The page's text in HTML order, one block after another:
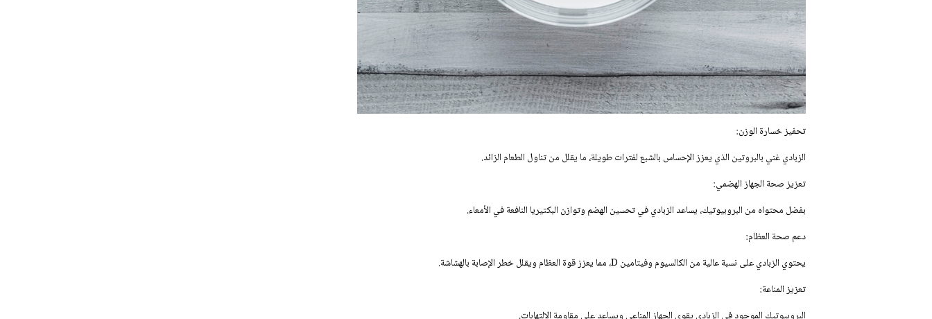
تحفيز خسارة الوزن:
الزبادي غني بالبروتين الذي يعزز الإحساس بالشبع لفترات طويلة، ما يقلل من تناول الطعام الزائد.
تعزيز صحة الجهاز الهضمي:
بفضل محتواه من البروبيوتيك، يساعد الزبادي في تحسين الهضم وتوازن البكتيريا النافعة في الأمعاء.
دعم صحة العظام:
يحتوي الزبادي على نسبة عالية من الكالسيوم وفيتامين D، مما يعزز قوة العظام ويقلل خطر الإصابة بالهشاشة.
تعزيز المناعة: